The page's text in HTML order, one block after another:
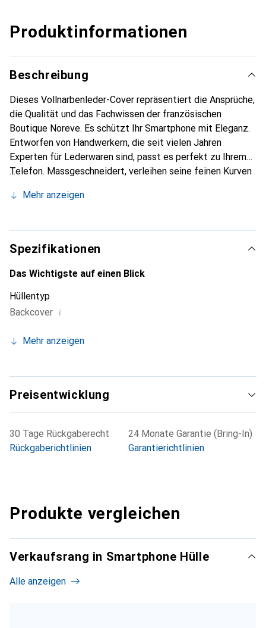
Produktinformationen
Beschreibung
Dieses Vollnarbenleder-Cover repräsentiert die Ansprüche,
die Qualität und das Fachwissen der französischen
Boutique Noreve. Es schützt Ihr Smartphone mit Eleganz.
Entworfen von Handwerkern, die seit vielen Jahren
Experten für Lederwaren sind, passt es perfekt zu Ihrem
Telefon. Massgeschneidert, verleihen seine feinen Kurven
unverzichtbaren Accessoire Ihres Smartphones.
die Marke Noreve eine sichere Wahl für eine
anspruchsvolle Klientel.
Mehr anzeigen
Spezifikationen
Das Wichtigste auf einen Blick
Hüllentyp
Backcover i
Mehr anzeigen
Preisentwicklung
30 Tage Rückgaberecht
Rückgaberichtlinien
24 Monate Garantie (Bring-In)
Garantierichtlinien
Produkte vergleichen
Verkaufsrang in Smartphone Hülle
Alle anzeigen